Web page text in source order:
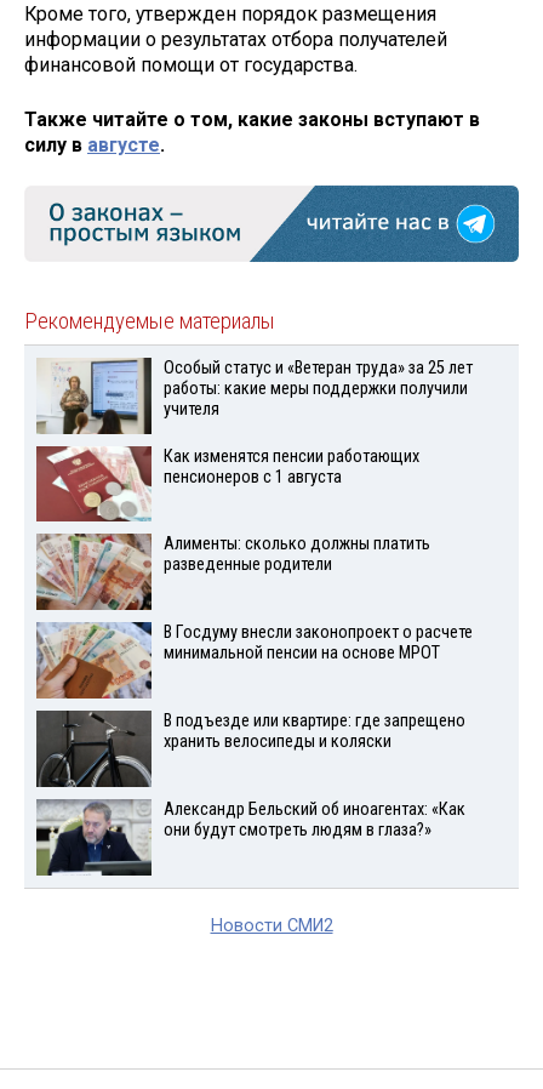
Кроме того, утвержден порядок размещения
информации о результатах отбора получателей
финансовой помощи от государства.
Также читайте о том, какие законы вступают в
силу в августе.
Рекомендуемые материалы
Особый статус и «Ветеран труда» за 25 лет
работы: какие меры поддержки получили
учителя
Как изменятся пенсии работающих
пенсионеров с 1 августа
Алименты: сколько должны платить
разведенные родители
В Госдуму внесли законопроект о расчете
минимальной пенсии на основе МРОТ
В подъезде или квартире: где запрещено
хранить велосипеды и коляски
Александр Бельский об иноагентах: «Как
они будут смотреть людям в глаза?»
Новости СМИ2